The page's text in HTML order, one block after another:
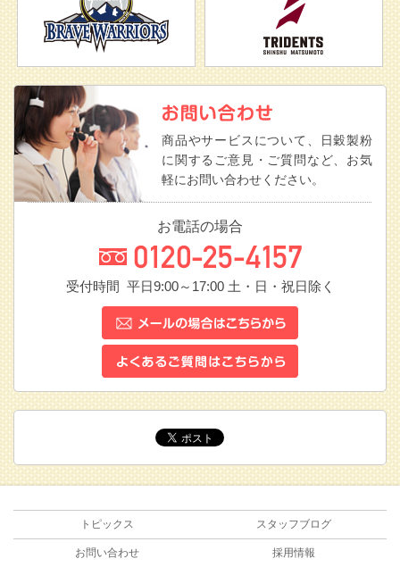
商品やサービスについて、日穀製粉
に関するご意見・ご質問など、お気
軽にお問い合わせください。
お電話の場合
受付時間 平日9:00～17:00土・日・祝日除く
トピックス スタッフブログ
お問い合わせ 採用情報